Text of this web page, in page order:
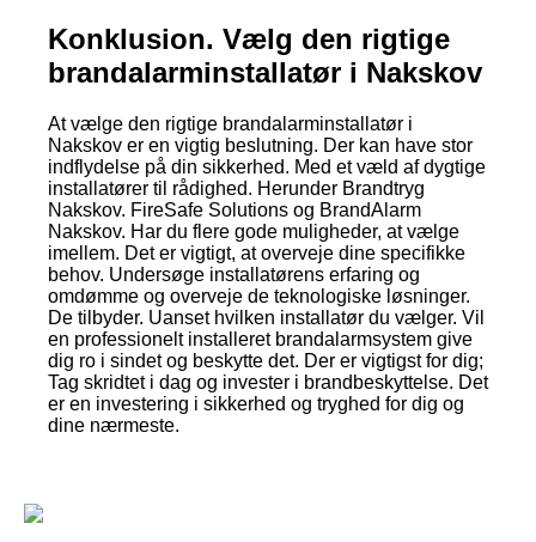
Konklusion. Vælg den rigtige
brandalarminstallatør i Nakskov
At vælge den rigtige brandalarminstallatør i
Nakskov er en vigtig beslutning. Der kan have stor
indflydelse på din sikkerhed. Med et væld af dygtige
installatører til rådighed. Herunder Brandtryg
Nakskov. FireSafe Solutions og BrandAlarm
Nakskov. Har du flere gode muligheder, at vælge
imellem. Det er vigtigt, at overveje dine specifikke
behov. Undersøge installatørens erfaring og
omdømme og overveje de teknologiske løsninger.
De tilbyder. Uanset hvilken installatør du vælger. Vil
en professionelt installeret brandalarmsystem give
dig ro i sindet og beskytte det. Der er vigtigst for dig;
Tag skridtet i dag og invester i brandbeskyttelse. Det
er en investering i sikkerhed og tryghed for dig og
dine nærmeste.